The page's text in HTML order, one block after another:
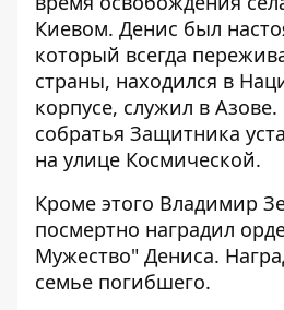
Киевом. Денис был
который всегда
страны, находился в
корпусе, служил в
собратья Защитника
на улице Космической.
Кроме этого Владимир
посмертно наградил
Мужество" Дениса.
семье погибшего.